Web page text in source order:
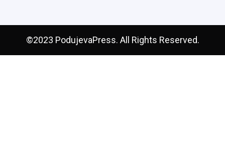
©2023 PodujevaPress. All Rights Reserved.